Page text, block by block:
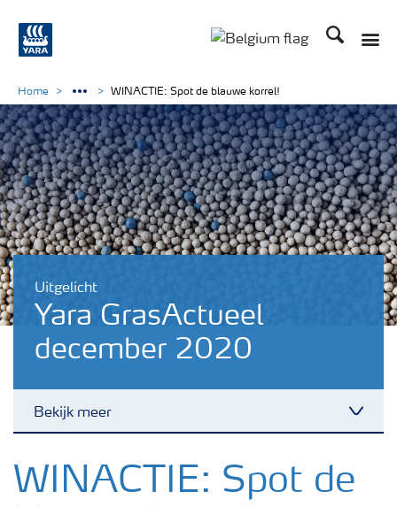
Zoek op
Uitgelicht
Yara GrasActueel
december 2020
Bekijk meer
Nieuwsbrieven
Home WINACTIE: Spot de blauwe korrel!
WINACTIE: Spot de